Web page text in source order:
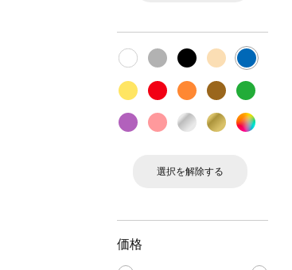
選択を解除する
価格